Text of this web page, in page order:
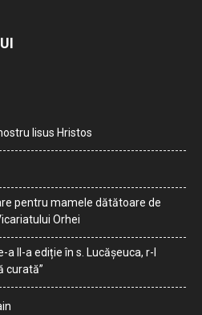
Iisus Hristos
pentru mamele dătătoare de
Orhei
II-a ediție în s. Lucășeuca, r-l
curată”